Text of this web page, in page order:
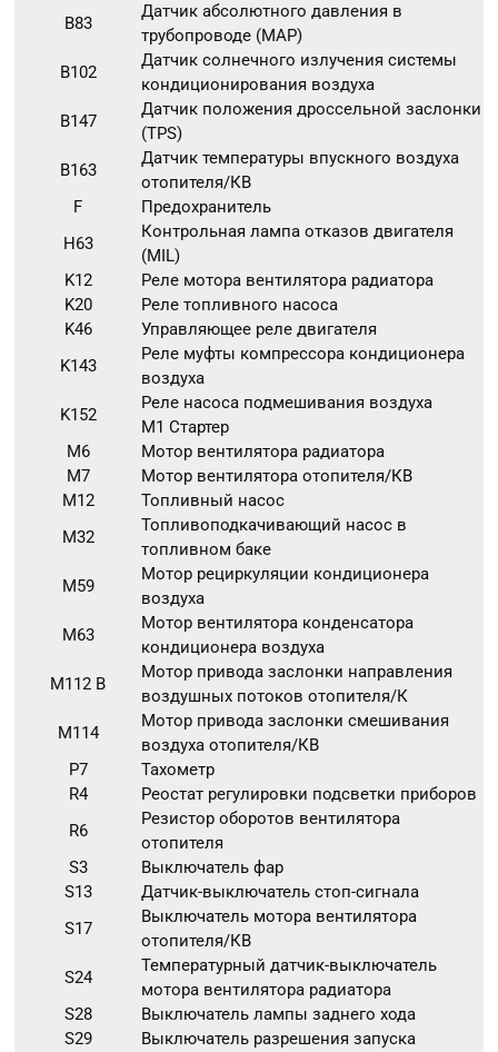
B83
Датчик абсолютного давления в
трубопроводе (MAP)
B102
Датчик солнечного излучения системы
кондиционирования воздуха
B147
Датчик положения дроссельной заслонки
(TPS)
B163
Датчик температуры впускного воздуха
отопителя/КВ
F
Предохранитель
H63
Контрольная лампа отказов двигателя
(MIL)
K12
Реле мотора вентилятора радиатора
K20
Реле топливного насоса
K46
Управляющее реле двигателя
K143
Реле муфты компрессора кондиционера
воздуха
K152
Реле насоса подмешивания воздуха
M1 Стартер
M6
Мотор вентилятора радиатора
M7
Мотор вентилятора отопителя/КВ
M12
Топливный насос
M32
Топливоподкачивающий насос в
топливном баке
M59
Мотор рециркуляции кондиционера
воздуха
M63
Мотор вентилятора конденсатора
кондиционера воздуха
M112 В
Мотор привода заслонки направления
воздушных потоков отопителя/К
M114
Мотор привода заслонки смешивания
воздуха отопителя/КВ
P7
Тахометр
R4
Реостат регулировки подсветки приборов
R6
Резистор оборотов вентилятора
отопителя
S3
Выключатель фар
S13
Датчик-выключатель стоп-сигнала
S17
Выключатель мотора вентилятора
отопителя/КВ
S24
Температурный датчик-выключатель
мотора вентилятора радиатора
S28
Выключатель лампы заднего хода
S29
Выключатель разрешения запуска